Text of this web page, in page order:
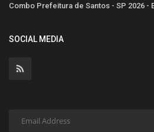
Combo Prefeitura de Santos - SP 2026 -
SOCIAL MEDIA